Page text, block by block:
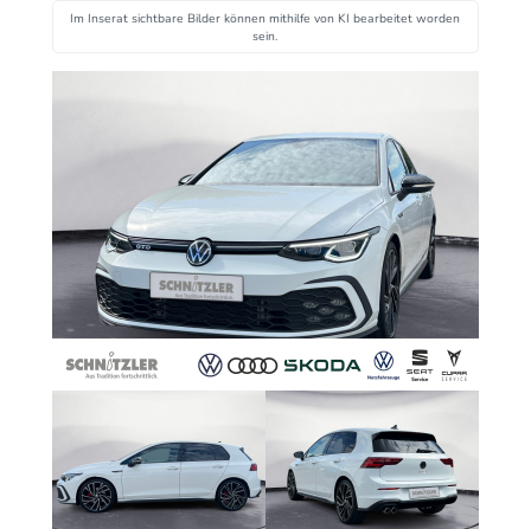
Im Inserat sichtbare Bilder können mithilfe von KI bearbeitet worden
sein.